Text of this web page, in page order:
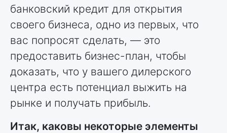
банковский кредит для открытия
своего бизнеса, одно из первых, что
вас попросят сделать, — это
предоставить бизнес-план, чтобы
доказать, что у вашего дилерского
центра есть потенциал выжить на
рынке и получать прибыль.
Итак, каковы некоторые элементы